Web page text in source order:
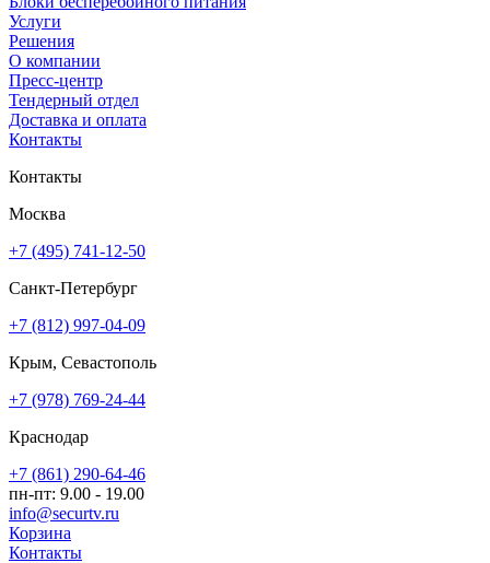
Услуги
Решения
О компании
Пресс-центр
Тендерный отдел
Доставка и оплата
Контакты
Контакты
Москва
+7 (495) 741-12-50
Санкт-Петербург
+7 (812) 997-04-09
Крым, Севастополь
+7 (978) 769-24-44
Краснодар
+7 (861) 290-64-46
пн-пт: 9.00 - 19.00
info@securtv.ru
Корзина
Контакты